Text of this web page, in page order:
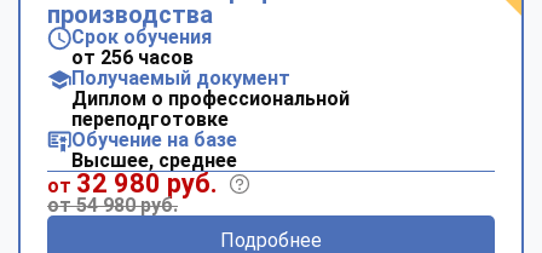
производства
Срок обучения
от 256 часов
Получаемый документ
Диплом о профессиональной
переподготовке
Обучение на базе
Высшее, среднее
от 32 980 руб.
от 54 980 руб.
Подробнее